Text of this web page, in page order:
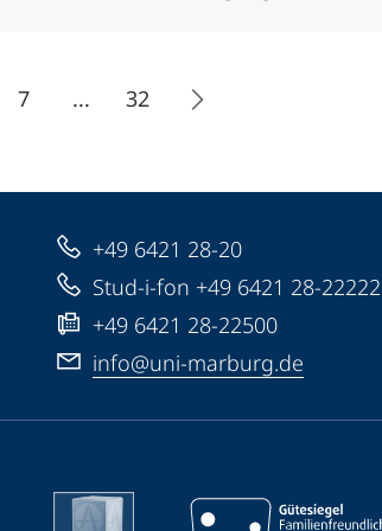
7 ... 32
+49 6421 28-20
Stud-i-fon +49 6421 28-22222
+49 6421 28-22500
info@uni-marburg.de